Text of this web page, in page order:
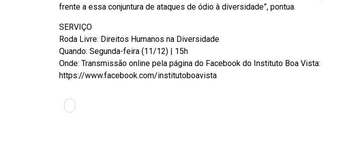
frente a essa conjuntura de ataques de ódio à diversidade”, pontua.
SERVIÇO
Roda Livre: Direitos Humanos na Diversidade
Quando: Segunda-feira (11/12) | 15h
Onde: Transmissão online pela página do Facebook do Instituto Boa Vista:
https://www.facebook.com/institutoboavista